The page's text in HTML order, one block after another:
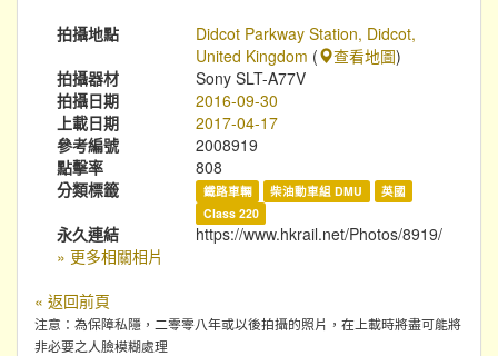
拍攝地點
Didcot Parkway Station, Didcot,
United Kingdom ( 查看地圖)
拍攝器材
Sony SLT-A77V
拍攝日期
2016-09-30
上載日期
2017-04-17
參考編號
2008919
點擊率
808
分類標籤
鐵路車輛 柴油動車組 DMU
英國
Class 220
永久連結
https://www.hkrail.net/Photos/8919/
» 更多相關相片
« 返回前頁
注意：為保障私隱，二零零八年或以後拍攝的照片，在上載時將盡可能將
非必要之人臉模糊處理